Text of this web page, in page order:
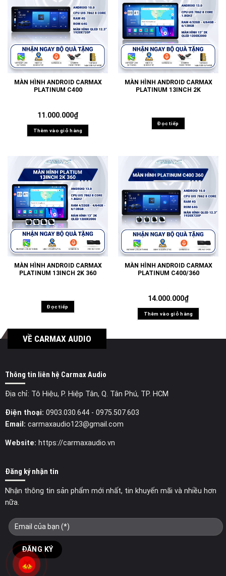
MÀN HÌNH ANDROID CARMAX
PLATINUM C400
11.000.000₫
Thêm vào giỏ hàng
MÀN HÌNH ANDROID CARMAX
PLATINUM 13INCH 2K
Đọc tiếp
MÀN HÌNH ANDROID CARMAX
PLATINUM 13INCH 2K 360
Đọc tiếp
MÀN HÌNH ANDROID CARMAX
PLATINUM C400/360
14.000.000₫
Thêm vào giỏ hàng
VỀ CARMAX AUDIO
Thông tin liên hệ Carmax Audio
Địa chỉ: Tô Hiệu, P. Hiệp Tân, Q. Tân Phú, TP. HCM
Điện thoại: 0903.030.644- 0975.507.603
Email: carmaxaudio123@gmail.com
Website: https://carmaxaudio.vn
Đăng ký nhận tin
Nhận thông tin sản phẩm mới nhất, tin khuyến mãi và nhiều hơn
nữa.